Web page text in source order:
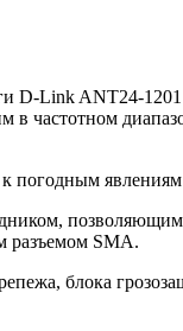
D-Link ANT24-1201
в частотном
погодным явлениям
разъемом SMA.
блока